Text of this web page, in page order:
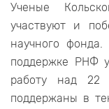
Ученые
участвуют и
научного
поддержке РНФ
работу над 22
поддержаны в